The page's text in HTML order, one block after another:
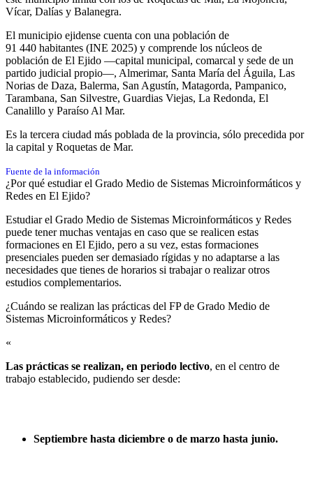
Vícar, Dalías y Balanegra.
El municipio ejidense cuenta con una población de
91 440 habitantes (INE 2025) y comprende los núcleos de
población de El Ejido —capital municipal, comarcal y sede de un
partido judicial propio—, Almerimar, Santa María del Águila, Las
Norias de Daza, Balerma, San Agustín, Matagorda, Pampanico,
Tarambana, San Silvestre, Guardias Viejas, La Redonda, El
Canalillo y Paraíso Al Mar.
Es la tercera ciudad más poblada de la provincia, sólo precedida por
la capital y Roquetas de Mar.
Fuente de la información
¿Por qué estudiar el Grado Medio de Sistemas Microinformáticos y
Redes en El Ejido?
Estudiar el Grado Medio de Sistemas Microinformáticos y Redes
puede tener muchas ventajas en caso que se realicen estas
formaciones en El Ejido, pero a su vez, estas formaciones
presenciales pueden ser demasiado rígidas y no adaptarse a las
necesidades que tienes de horarios si trabajar o realizar otros
estudios complementarios.
¿Cuándo se realizan las prácticas del FP de Grado Medio de
Sistemas Microinformáticos y Redes?​
«
Las prácticas se realizan, en periodo lectivo, en el centro de
trabajo establecido, pudiendo ser desde:
Septiembre hasta diciembre o de marzo hasta junio.